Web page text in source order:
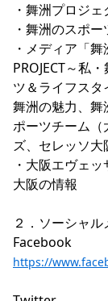
よくある質問
よくある質問
関連団体/施設
長居公園 セレッ
セレッソスポーツ
セレッソ大阪アカ
大人のサッカース
・舞洲プロジ
・舞洲のスポ
・メディア「
PROJECT～私
ツ＆ライフスタ
舞洲の魅力、舞
ポーツチーム（
ズ、セレッソ
・大阪エヴェ
大阪の情報
２．ソーシャル
https://